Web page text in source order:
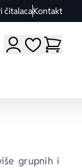
čitalacaKontakt
Moji omiljeni
grupnih i